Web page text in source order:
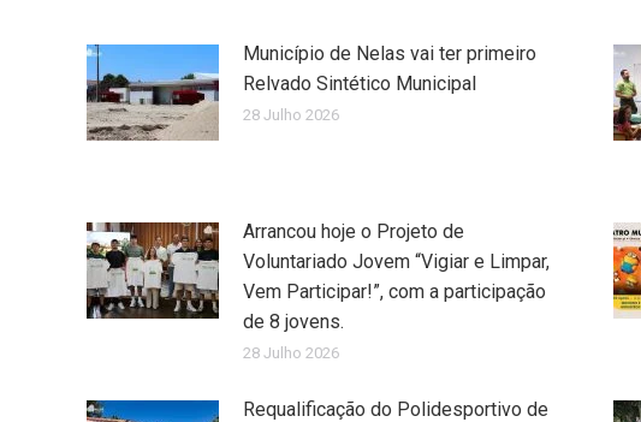
Município de Nelas vai ter primeiro
Relvado Sintético Municipal
28 Julho 2026
Arrancou hoje o Projeto de
Voluntariado Jovem “Vigiar e Limpar,
Vem Participar!”, com a participação
de 8 jovens.
28 Julho 2026
Requalificação do Polidesportivo de